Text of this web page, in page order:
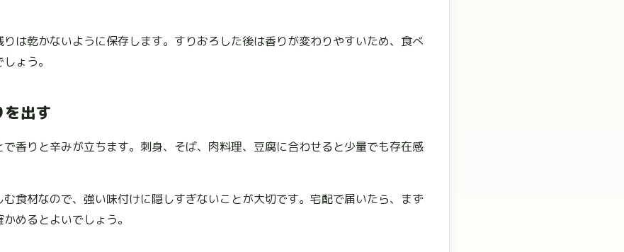
は乾かないように保存します。すりおろした後は香りが変わりやすいため、食べ
ょう。
出す
香りと辛みが立ちます。刺身、そば、肉料理、豆腐に合わせると少量でも存在感
食材なので、強い味付けに隠しすぎないことが大切です。宅配で届いたら、まず
めるとよいでしょう。